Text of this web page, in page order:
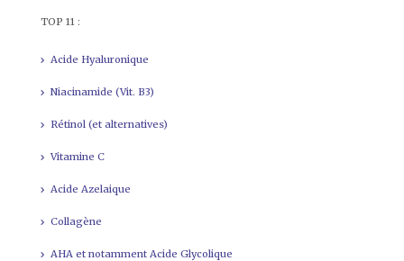
TOP 11 :
Acide Hyaluronique
Niacinamide (Vit. B3)
Rétinol (et alternatives)
Vitamine C
Acide Azelaique
Collagène
AHA et notamment Acide Glycolique